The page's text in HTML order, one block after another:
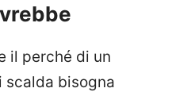
il perché di un
scalda bisogna